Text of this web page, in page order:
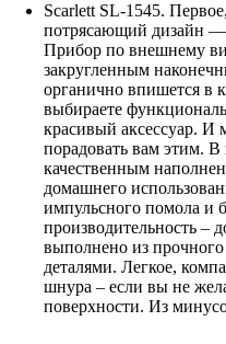
Scarlett SL-1545.
потрясающий дизайн —
Прибор по внешнему
закругленным
органично впишется в
выбираете
красивый аксессуар. И
порадовать вам этим.
качественным
домашнего
импульсного помола и
производительность –
выполнено из
деталями. Легкое,
шнура – если вы не
поверхности. Из